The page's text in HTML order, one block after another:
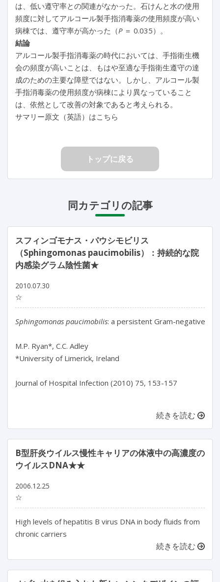
は、低い遵守率との関連がなかった。石けんと水の使用
頻度に対してアルコール製手指消毒薬の使用頻度が高い
病棟では、遵守率が高かった（P＝ 0.035）。
結論
アルコール製手指消毒薬の時代においては、手指衛生機
会の頻度が高いことは、もはや至適な手指衛生遵守の達
成のための主要な障壁ではない。しかし、アルコール製
手指消毒薬の使用頻度が病棟により異なっていること
は、依然として改善の対象であると考えられる。
サマリー原文（英語）はこちら
トップに戻る
同カテゴリの記事
スフィンゴモナス・パウシモビリス
（Sphingomonas paucimobilis）：持続的な院
内感染グラム陰性菌★
2010.07.30
☆
Sphingomonas paucimobilis: a persistent Gram-negative
M.P. Ryan*, C.C. Adley
*University of Limerick, Ireland
Journal of Hospital Infection (2010) 75, 153-157
続きを読む
B型肝炎ウイルス慢性キャリアの体液中の高濃度の
ウイルスDNA★★
2006.12.25
☆
High levels of hepatitis B virus DNA in body fluids from
chronic carriers
続きを読む